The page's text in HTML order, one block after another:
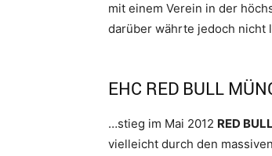
mit einem Verein in der
darüber währte jedoch nicht
EHC RED BULL
…stieg im Mai 2012 RED BULL
vielleicht durch den